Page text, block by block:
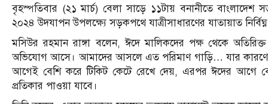
বৃহস্পতিবার (২১ মার্চ) বেলা সাড়ে ১১টায় বনানীতে
২০২৪ উদযাপন উপলক্ষ্যে সড়কপথে যাত্রীসাধারণের যাতায়াত
মসিউর রহমান রাঙ্গা বলেন, ঈদে মালিকদের পক্ষ থেকে
অভিযোগ আসে। আমাদের আসলে এত পরিমাণ গাড়ি… যার কারণে
আগেই বেশি করে টিকিট কেটে রেখে দেয়, এরপর ঈদের আগে
প্রতিকার পাওয়া যাবে।